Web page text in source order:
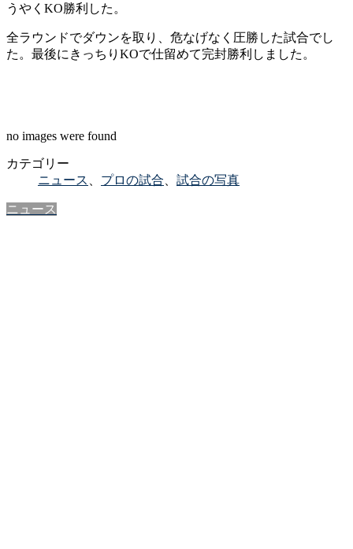
うやくKO勝利した。
全ラウンドでダウンを取り、危なげなく圧勝した試合でし
た。最後にきっちりKOで仕留めて完封勝利しました。
no images were found
カテゴリー
ニュース
プロの試合 試合の写真
ニュース